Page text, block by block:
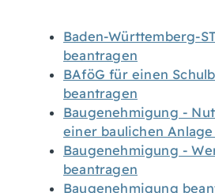
Baden-Württemberg-
beantragen
BAföG für einen
beantragen
Baugenehmigung -
einer baulichen
Baugenehmigung -
beantragen
Baugenehmigung